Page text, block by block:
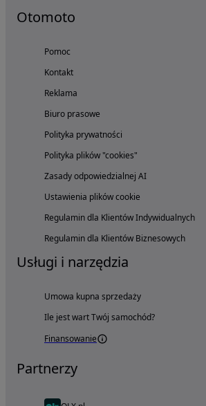
Otomoto
Pomoc
Kontakt
Reklama
Biuro prasowe
Polityka prywatności
Polityka plików "cookies"
Zasady odpowiedzialnej AI
Ustawienia plików cookie
Regulamin dla Klientów Indywidualnych
Regulamin dla Klientów Biznesowych
Usługi i narzędzia
Umowa kupna sprzedaży
Ile jest wart Twój samochód?
Finansowanie
Partnerzy